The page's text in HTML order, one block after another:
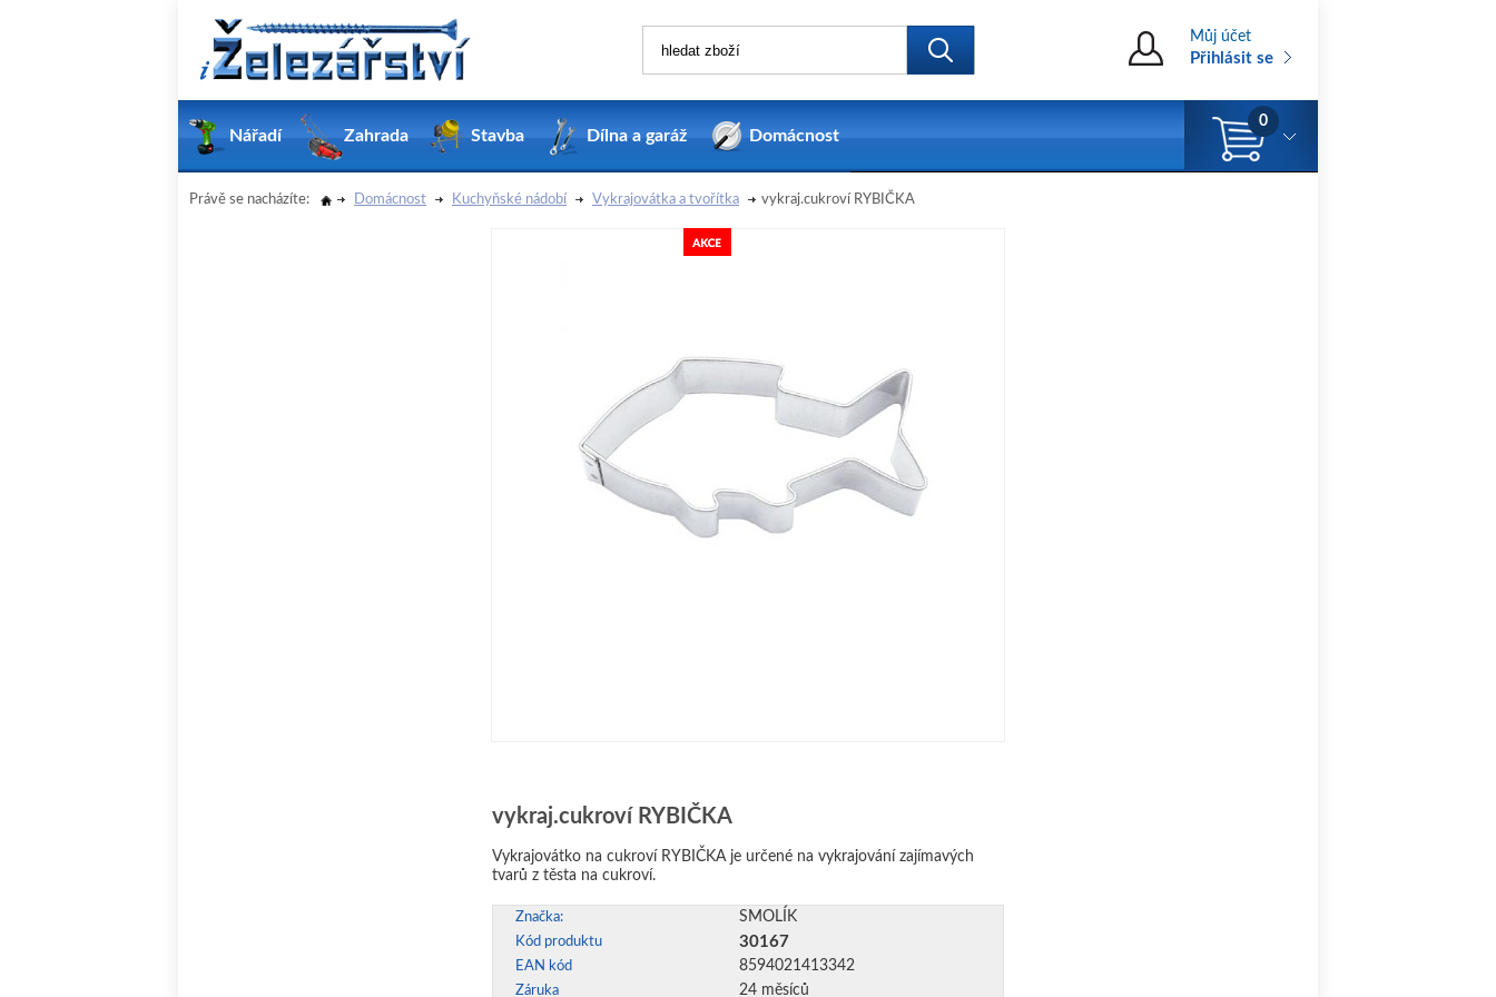
Můj účet
Přihlásit se
Nářadí Zahrada Stavba Dílna a garáž Domácnost
0
Právě se nacházíte: Domácnost Kuchyňské nádobí Vykrajovátka a tvořítka vykraj.cukroví RYBIČKA
vykraj.cukroví RYBIČKA
Vykrajovátko na cukroví RYBIČKA je určené na vykrajování zajímavých
tvarů z těsta na cukroví.
Značka: SMOLÍK
Kód produktu 30167
EAN kód 8594021413342
Záruka 24 měsíců